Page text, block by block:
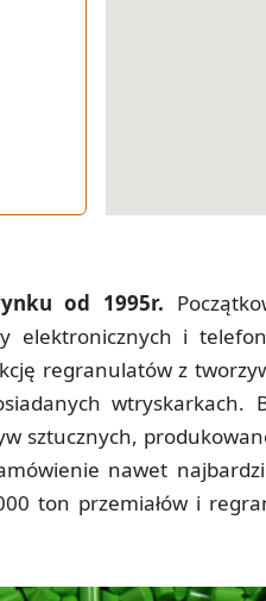
od 1995r.
elektronicznych i
regranulatów z
wtryskarkach.
sztucznych,
nawet
ton przemiałów i